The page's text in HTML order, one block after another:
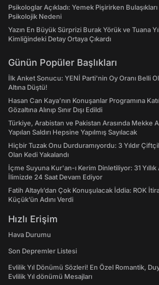
Psikologlar Açıkladı: Yemek Pişirirken Bulaşıkları
Psikolojik Nedeni
Yazın En Büyük Sürprizi Burak Yörük ve Tuana
Kimliğindeki Detay Ortaya Çıkardı
Günün Popüler Başlıkları
İlk Anket Sonucu: YENİ Parti'nin Oy Oranı Belli
Altına Düştü!
Hasan Can Kaya’nın Konuşanlar Programına
Gözaltına Alınıp Sınır Dışı Edildi
Türkiye, Arabistan ve Pakistan Arasında Mekke
Yapılan Saldırı Hepsine Yapılmış Sayılacak
Hiçbir Tuzak Onu Durduramıyordu: 3 Yıldır
Olan Kedi Yakalandı
İçme Suyuna Kur'an-ı Kerim Dinletiliyor: 31 Yıllık
İlimizde 24 Saat Devam Ediyor
Fatih Altaylı’dan Çok Konuşulacak İddia: ROK
Küçük’ün Adını Verdi
Hızlı Erişim
Hava Durumu
Son Depremler Listesi
Evlilik Yıl Dönümü Sözleri! En Özel Romantik,
Evlilik Yıl dönümü Mesajları